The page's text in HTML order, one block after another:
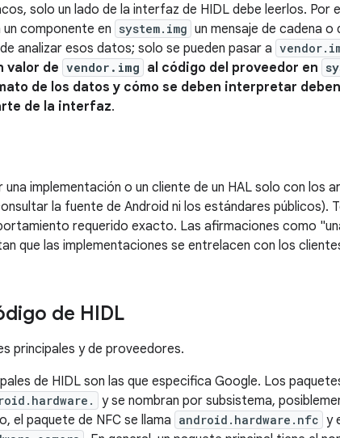
solo un lado de la interfaz de HIDL debe leerlos. Por
un componente en system.img un mensaje de cadena o
analizar esos datos; solo se pueden pasar a
valor de vendor.img al código del proveedor en
de los datos y cómo se deben interpretar
de la interfaz.
implementación o un cliente de un HAL solo con los
la fuente de Android ni los estándares públicos).
requerido exacto. Las afirmaciones como
que las implementaciones se entrelacen con los
de HIDL
principales y de proveedores.
de HIDL son las que especifica Google. Los
y se nombran por subsistema,
el paquete de NFC se llama android.hardware.nfc y